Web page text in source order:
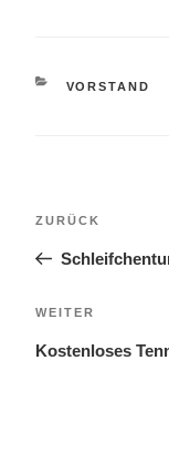
KATEGORIEN
VORSTAND
Vorheriger
ZURÜCK
Nächster
WEITER
Kostenloses